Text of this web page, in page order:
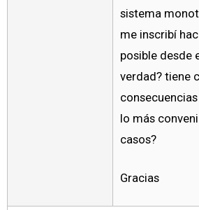
sistema
me inscribí
posible desde
verdad? tiene
lo más
casos?
Gracias